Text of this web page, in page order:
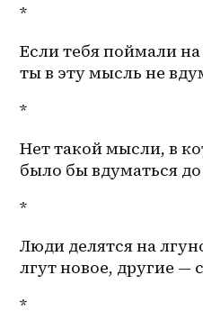
*
Если тебя поймали
ты в эту мысль не
*
Нет такой мысли, в
было бы вдуматься
*
Люди делятся на
лгут новое, другие —
*